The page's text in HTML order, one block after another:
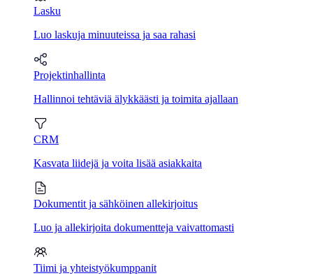
Lasku
Luo laskuja minuuteissa ja saa rahasi
Projektinhallinta
Hallinnoi tehtäviä älykkäästi ja toimita ajallaan
CRM
Kasvata liidejä ja voita lisää asiakkaita
Dokumentit ja sähköinen allekirjoitus
Luo ja allekirjoita dokumentteja vaivattomasti
Tiimi ja yhteistyökumppanit